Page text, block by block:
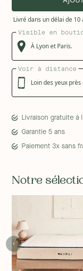
Livré dans un délai de
Visible en
À Lyon et Paris.
Voir à distance
Loin des yeux
Livraison gratuite à
Garantie 5 ans
Paiement 3x sans
Notre